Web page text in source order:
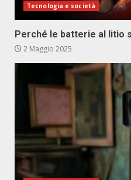
Tecnologia e società
Perché le batterie al litio
2 Maggio 2025